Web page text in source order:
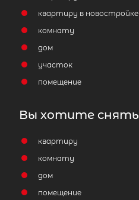
квартиру в новостройке
комнату
дом
участок
помещение
Вы хотите снять
квартиру
комнату
дом
помещение